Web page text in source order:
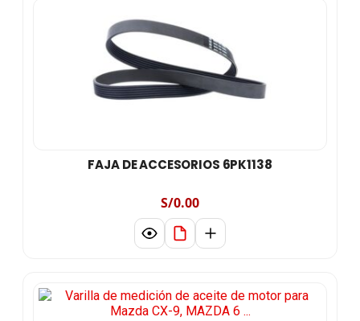
FAJA DE ACCESORIOS 6PK1138
S/0.00